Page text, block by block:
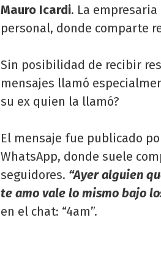
Mauro Icardi. La
personal, donde comparte
Sin posibilidad de recibir
mensajes llamó
su ex quien la llamó?
El mensaje fue publicado
WhatsApp, donde suele
seguidores. “Ayer alguien
te amo vale lo mismo bajo
en el chat: “4am”.